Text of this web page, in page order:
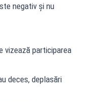
negativ și nu
vizează participarea
deces, deplasări